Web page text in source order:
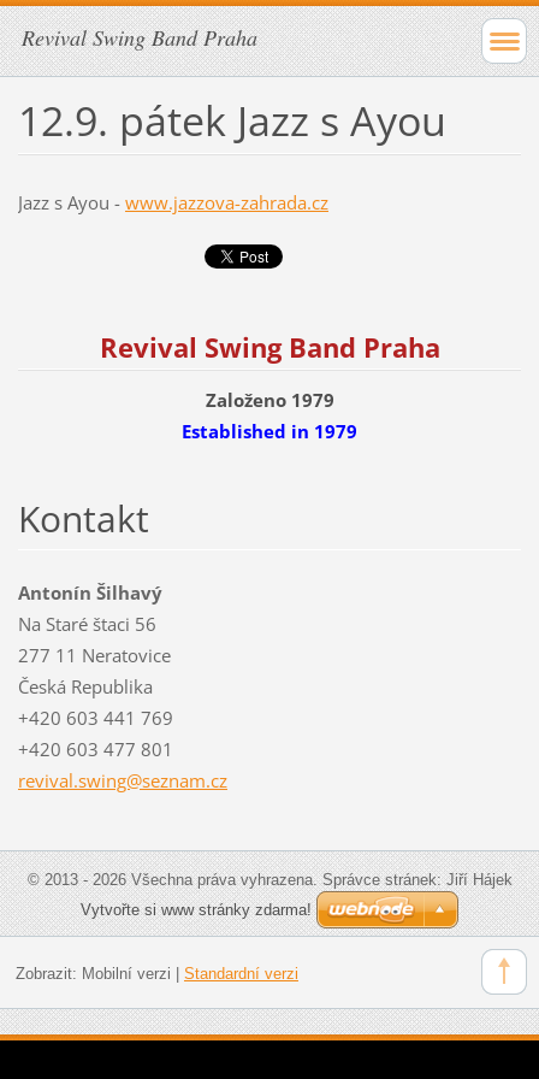
Revival Swing Band Praha
12.9. pátek Jazz s Ayou
Jazz s Ayou - www.jazzova-zahrada.cz
Revival Swing Band Praha
Založeno 1979
Established in 1979
Kontakt
Antonín Šilhavý
Na Staré štaci 56
277 11 Neratovice
Česká Republika
+420 603 441 769
+420 603 477 801
revival.swing@seznam.cz
© 2013 - 2026 Všechna práva vyhrazena. Správce stránek: Jiří Hájek
Vytvořte si www stránky zdarma!
Zobrazit: Mobilní verzi | Standardní verzi